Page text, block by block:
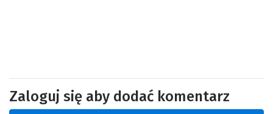
Zaloguj się aby dodać komentarz